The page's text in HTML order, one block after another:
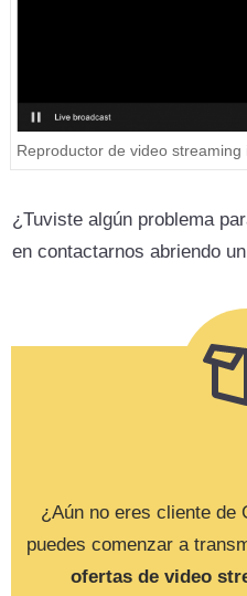
Reproductor de video
¿Tuviste algún problema
en contactarnos abriendo
¿Aún no eres cliente de
puedes comenzar a
ofertas de video